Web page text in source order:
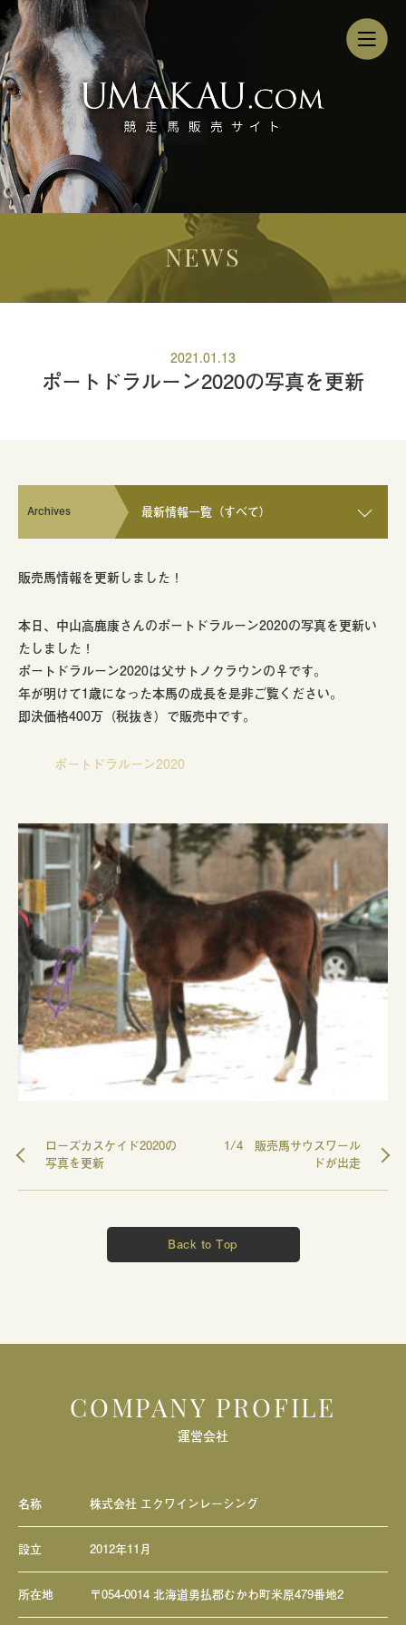
NEWS
2021.01.13
ポートドラルーン2020の写真を更新
Archives 最新情報一覧（すべて）
販売馬情報を更新しました！
本日、中山高鹿康さんのポートドラルーン2020の写真を更新い
たしました！
ポートドラルーン2020は父サトノクラウンの♀です。
年が明けて1歳になった本馬の成長を是非ご覧ください。
即決価格400万（税抜き）で販売中です。
ポートドラルーン2020
ローズカスケイド2020の
写真を更新
1/4 販売馬サウスワール
ドが出走
Back to Top
COMPANY PROFILE
運営会社
名称 株式会社 エクワインレーシング
設立 2012年11月
所在地 〒054-0014 北海道勇払郡むかわ町米原479番地2